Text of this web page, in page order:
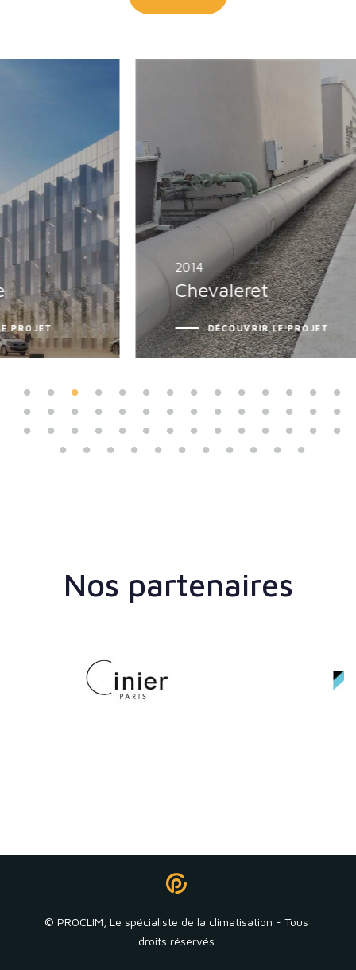
2014
Chevaleret
DÉCOUVRIR LE PROJET
Nos partenaires
© PROCLIM, Le spécialiste de la climatisation - Tous
droits réservés